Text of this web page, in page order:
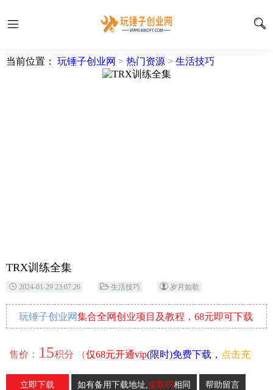
当前位置： 玩锤子创业网 > 热门资源 > 生活技巧
TRX训练全集
2024-01-29 23:07:26 生活技巧 岁月如歌
玩锤子创业网集合全网创业项目及教程，68元即可下载
售价： 15积分 （仅68元开通vip(限时)免费下载， 点击充
）
立即下载 如有备用下载地址,提取码相同 帮助留言